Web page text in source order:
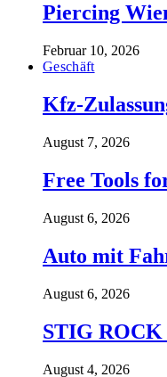
Piercing
Februar 10, 2026
Geschäft
Kfz-
August 7, 2026
Free Tools
August 6, 2026
Auto mit
August 6, 2026
STIG ROCK
August 4, 2026